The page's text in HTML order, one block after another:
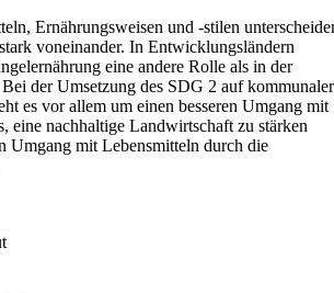
Ernährungsweisen und -stilen
voneinander. In Entwicklungsländern
eine andere Rolle als in der
der Umsetzung des SDG 2 auf kommunaler
es vor allem um einen besseren Umgang mit
eine nachhaltige Landwirtschaft zu stärken
Umgang mit Lebensmitteln durch die